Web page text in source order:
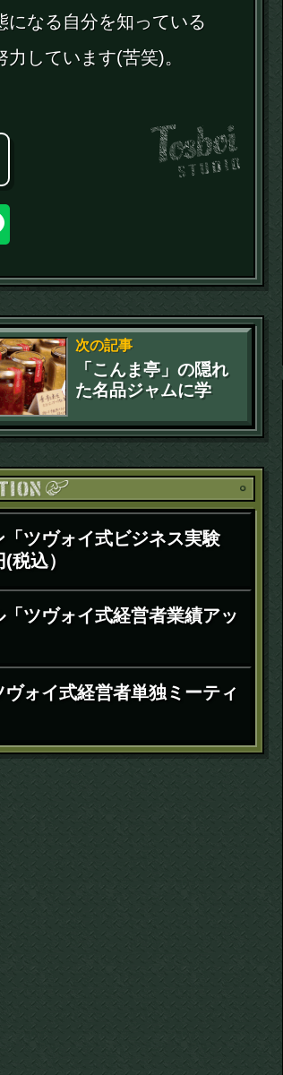
になる自分を知っている
しています(苦笑)。
次の記事
「こんま亭」の隠れ
た名品ジャムに学
品の一貫した価値
ツヴォイ式ビジネス実験
税込）
ツヴォイ式経営者業績アッ
ォイ式経営者単独ミーティ